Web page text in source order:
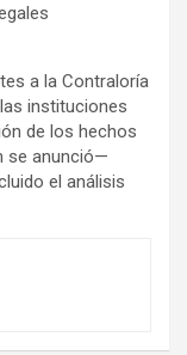
a la Contraloría
instituciones
de los hechos
se anunció—
el análisis